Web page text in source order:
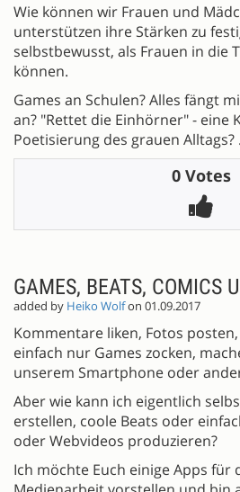
Wie können wir Frauen und
unterstützen ihre Stärken zu
selbstbewusst, als Frauen in die
können.
Games an Schulen? Alles fängt
an? "Rettet die Einhörner" - eine
Poetisierung des grauen Alltags?
0 Votes
GAMES, BEATS, COMICS
added by Heiko Wolfon 01.09.2017
Kommentare liken, Fotos
einfach nur Games zocken,
unserem Smartphone oder
Aber wie kann ich eigentlich
erstellen, coole Beats oder
oder Webvideos produzieren?
Ich möchte Euch einige Apps für